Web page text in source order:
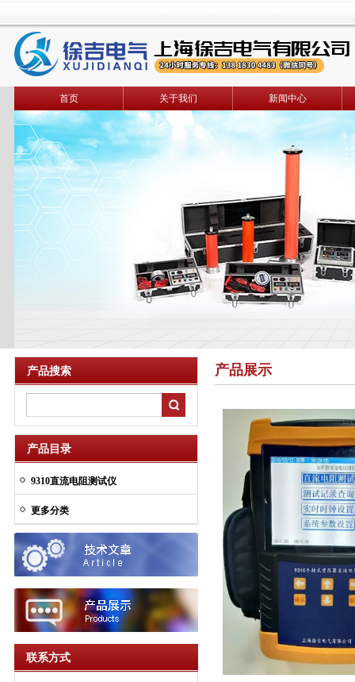
首页 关于我们 新闻中心
产品搜索
产品目录
9310直流电阻测试仪
更多分类
联系方式
产品展示